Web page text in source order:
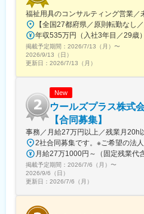
福祉用具のコンサルティング営業／
掲載予定期間： 2026/7/13（月） 〜
2026/9/13（日）
更新日： 2026/7/13（月）
New
ウールズプラス株式
【合同募集】
事務／月給27万円以上／残業月20h
掲載予定期間： 2026/7/6（月） 〜
2026/9/6（日）
更新日： 2026/7/6（月）